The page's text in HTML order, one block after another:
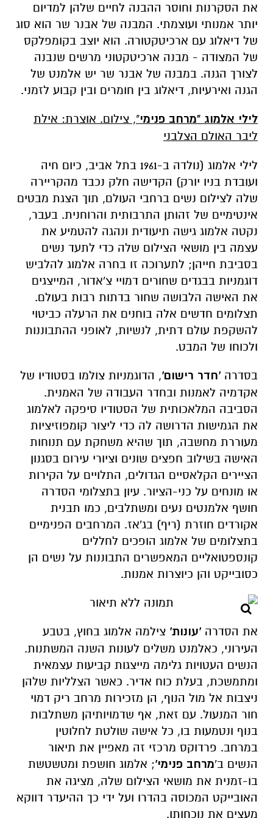
את הסקרנות וחוסר ההבנה לחיים שלהן למדיום
יותר אמנותי ועוצמתי. המבנה של אבנר שר הוא סוג
של דיאלוג עם ארכיטקטורה. הוא יוצב בקומפלקס
של המצודה - מבנה ארכיטקטוני מרשים שנבנה
לצורך הגנה. במבנה של אבנר שר יש אלמנט של
הגנה ואירעיות, דיאלוג בין חומרים ובין קבוע לזמני.
לילי אלמוג "מרחב פנימי", צילום. אוצרת: אילת
ליבר האולם הצלבני
לילי אלמוג (נולדה ב-1961 בתל אביב, כיום חיה
ועובדת בניו יורק) הקדישה חלק נכבד מהקריירה
שלה לצילום נשים ברחבי העולם, תוך הצגת מבטים
אינטימיים של זהותן התרבותית והרוחנית. בעבר,
נקטה אלמוג גישה תיעודית ונהגה להטמיע את
עצמה בין מושאי הצילום שלה כדי לתעד נשים
בסביבת חייהן; לתערוכה זו בחרה אלמוג להלביש
דוגמניות בבגדים שחורים דמויי צ'אדור, המייצגים
את האישה הלבושה שחור בדתות רבות בעולם.
תצלומים חדשים אלה בוחנים את הרעלה כביטוי
להשקפת עולם דתית, לנשיות, לאופני ההתבוננות
ולכוחו של המבט.
בסדרה 'חדר רישום', הדוגמניות צולמו בסטודיו של
אקדמיה לאמנות ובחדר העבודה של האמנית.
הסביבה המלאכותית של הסטודיו סיפקה לאלמוג
את הגמישות הדרושה לה כדי ליצור קומפוזיציות
מעוררת מחשבה, תוך שהיא משחקת עם תנוחות
האישה בשילוב חפצים שונים וציורי עירום בסגנון
הציירים הקלאסיים הגדולים, התלויים על הקירות
או מונחים על כני-הציור. עיון בתצלומי הסדרה
חושף אלמנטים נעים ומשתלבים, כמו תבנית
אקורדים חוזרת (ריף) בג'אז. המרחבים הפנימיים
בתצלומים של אלמוג הופכים לחללים
קונספטואליים המאפשרים התבוננות על נשים הן
כסובייקט והן כיוצרות אמנות.
את הסדרה 'עונות' צילמה אלמוג בחוץ, בטבע
העירוני, כאלמנט משלים לעונות השנה המשתנות.
הנשים העטויות גלימה מייצגות קביעות עצמאית
ומתמשכת, בעלת כוח אדיר. כאשר הצלליות שלהן
ניצבות אל מול הנוף, הן מזכירות מרחב ריק דמוי
חור המנעול. עם זאת, אף שדמויותיהן משתלבות
בנוף ונטמעות בו, כל אישה שולטת לחלוטין
במרחב. פרדוקס מרכזי זה מאפיין את תיאור
הנשים ב'מרחב פנימי'; אלמוג חושפת ומטשטשת
בו-זמנית את מושאי הצילום שלה, מציגה את
האובייקט המכוסה בהדרו ועל ידי כך ההיעדר דווקא
מעצים את נוכחותו.